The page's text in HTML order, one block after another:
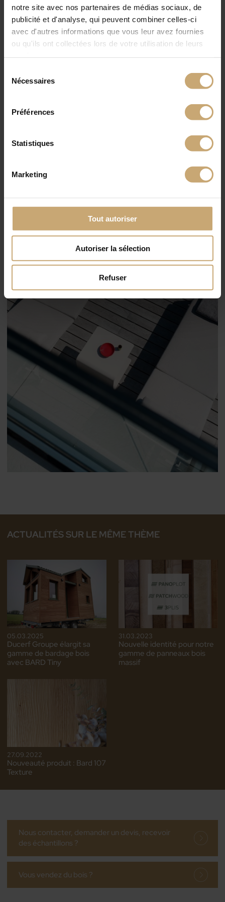
notre site avec nos partenaires de médias sociaux, de
publicité et d'analyse, qui peuvent combiner celles-ci
avec d'autres informations que vous leur avez fournies
ou qu'ils ont collectées lors de votre utilisation de leurs
Nécessaires
Préférences
Statistiques
Marketing
Tout autoriser
Autoriser la sélection
Refuser
en bois naturels ou en bois THT. Ses produits se destinent aux terrasses, aux
platelages, aux bardages et aux pièces d’aménagement paysager. Les produits
CôtéParc® ont de nombreux avantages techniques, esthétiques,
environnementaux, et sont durables dans le temps.
ACTUALITÉS SUR LE MÊME THÈME
05.03.2025
Ducerf Groupe élargit sa
gamme de bardage bois
avec BARD Tiny
31.03.2023
Nouvelle identité pour notre
gamme de panneaux bois
massif
27.09.2022
Nouveauté produit : Bard 107
Texture
Nous contacter, demander un devis, recevoir
des échantillons ?
Vous vendez du bois ?